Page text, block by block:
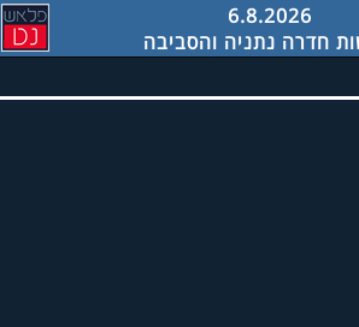
6.8.2026
חדרה נתניה והסביבה